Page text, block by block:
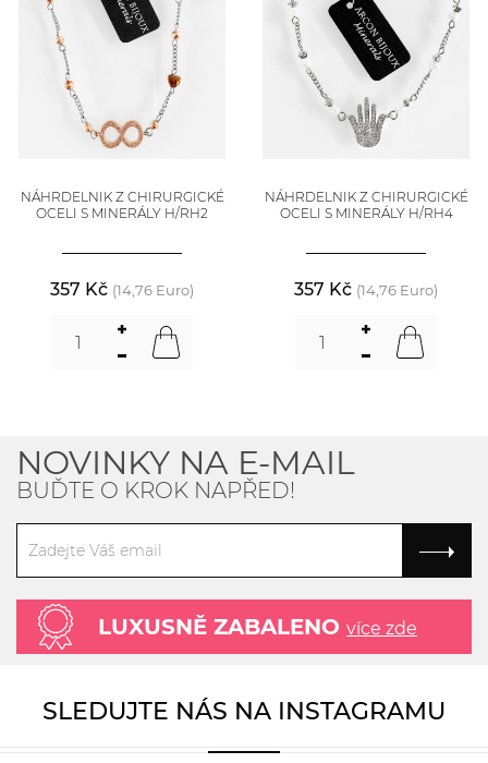
NÁHRDELNIK Z CHIRURGICKÉ
OCELI S MINERÁLY H/RH2
357 Kč (14,76 Euro)
NÁHRDELNIK Z CHIRURGICKÉ
OCELI S MINERÁLY H/RH4
357 Kč (14,76 Euro)
NOVINKY NA E-MAIL
BUĎTE O KROK NAPŘED!
LUXUSNĚ ZABALENO více zde
SLEDUJTE NÁS NA INSTAGRAMU